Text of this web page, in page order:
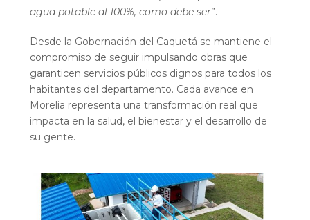
agua potable al 100%, como debe ser”.
Desde la Gobernación del Caquetá se mantiene el
compromiso de seguir impulsando obras que
garanticen servicios públicos dignos para todos los
habitantes del departamento. Cada avance en
Morelia representa una transformación real que
impacta en la salud, el bienestar y el desarrollo de
su gente.